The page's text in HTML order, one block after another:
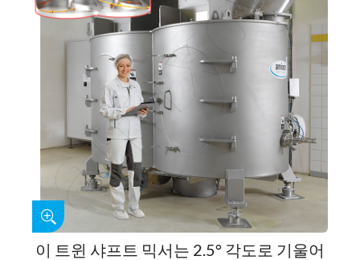
이 트윈 샤프트 믹서는 2.5° 각도로 기울어